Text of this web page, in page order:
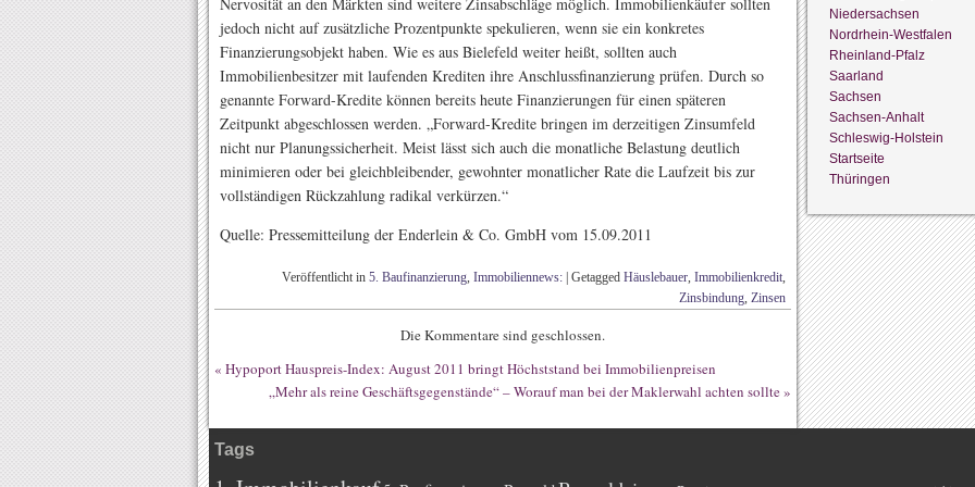
jedoch nicht auf zusätzliche Prozentpunkte spekulieren, wenn sie ein konkretes
Finanzierungsobjekt haben. Wie es aus Bielefeld weiter heißt, sollten auch
Immobilienbesitzer mit laufenden Krediten ihre Anschlussfinanzierung prüfen. Durch so
genannte Forward-Kredite können bereits heute Finanzierungen für einen späteren
Zeitpunkt abgeschlossen werden. „Forward-Kredite bringen im derzeitigen Zinsumfeld
nicht nur Planungssicherheit. Meist lässt sich auch die monatliche Belastung deutlich
minimieren oder bei gleichbleibender, gewohnter monatlicher Rate die Laufzeit bis zur
vollständigen Rückzahlung radikal verkürzen.“
Quelle: Pressemitteilung der Enderlein & Co. GmbH vom 15.09.2011
Veröffentlicht in 5. Baufinanzierung, Immobiliennews: Getagged Häuslebauer, Immobilienkredit,
Zinsbindung, Zinsen
Die Kommentare sind geschlossen.
« Hypoport Hauspreis-Index: August 2011 bringt Höchststand bei Immobilienpreisen
„Mehr als reine Geschäftsgegenstände“ – Worauf man bei der Maklerwahl achten sollte»
Niedersachsen
Nordrhein-Westfalen
Rheinland-Pfalz
Saarland
Sachsen
Sachsen-Anhalt
Schleswig-Holstein
Startseite
Thüringen
Tags